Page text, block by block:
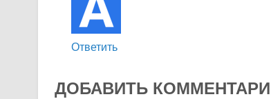
Ответить
ДОБАВИТЬ